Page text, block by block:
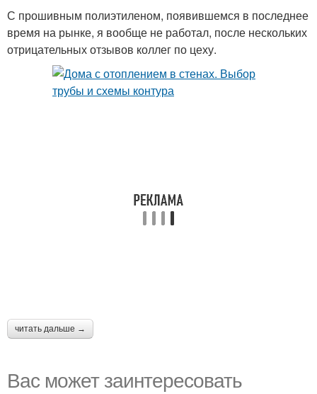
С прошивным полиэтиленом, появившемся в последнее
время на рынке, я вообще не работал, после нескольких
отрицательных отзывов коллег по цеху.
читать дальше →
Вас может заинтересовать